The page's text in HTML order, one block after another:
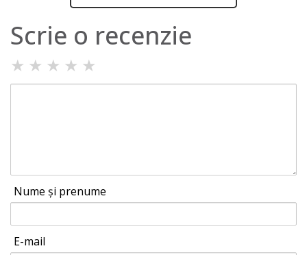
Scrie o recenzie
★ ★ ★ ★ ★
Nume și prenume
E-mail